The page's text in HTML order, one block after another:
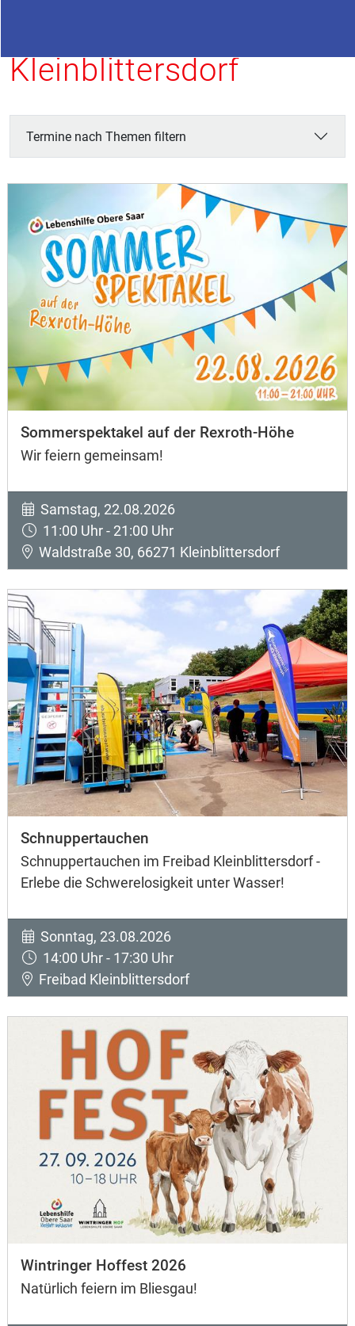
Kleinblittersdorf
Termine nach Themen filtern
Sommerspektakel auf der Rexroth-Höhe
Wir feiern gemeinsam!
Samstag, 22.08.2026
11:00 Uhr - 21:00 Uhr
Waldstraße 30, 66271 Kleinblittersdorf
Schnuppertauchen
Schnuppertauchen im Freibad Kleinblittersdorf -
Erlebe die Schwerelosigkeit unter Wasser!
Sonntag, 23.08.2026
14:00 Uhr - 17:30 Uhr
Freibad Kleinblittersdorf
Wintringer Hoffest 2026
Natürlich feiern im Bliesgau!